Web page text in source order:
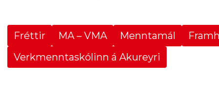
Fréttir MA – VMA Menntamál
Verkmenntaskólinn á Akureyri